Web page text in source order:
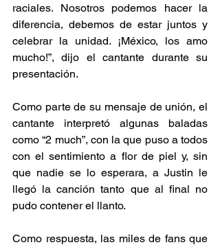
raciales. Nosotros podemos hacer la
diferencia, debemos de estar juntos y
celebrar la unidad. ¡México, los amo
mucho!”, dijo el cantante durante su
presentación.
Como parte de su mensaje de unión, el
cantante interpretó algunas baladas
como “2 much”, con la que puso a todos
con el sentimiento a flor de piel y, sin
que nadie se lo esperara, a Justin le
llegó la canción tanto que al final no
pudo contener el llanto.
Como respuesta, las miles de fans que